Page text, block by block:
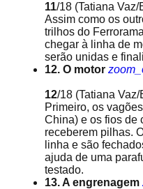
11/18 (Tatiana
Assim como os
trilhos do
chegar à linha de
serão unidas e
12. O motor
12/18 (Tatiana
Primeiro, os
China) e os fios de
receberem pilhas.
linha e são
ajuda de uma
testado.
13. A engrenagem